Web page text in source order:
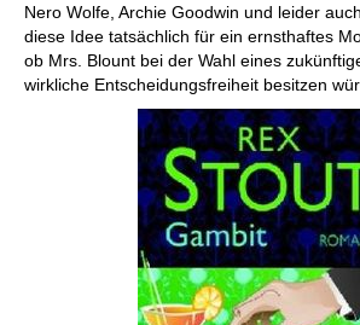
Nero Wolfe, Archie Goodwin und leider
diese Idee tatsächlich für ein ernsthaftes
ob Mrs. Blount bei der Wahl eines
wirkliche Entscheidungsfreiheit besitzen